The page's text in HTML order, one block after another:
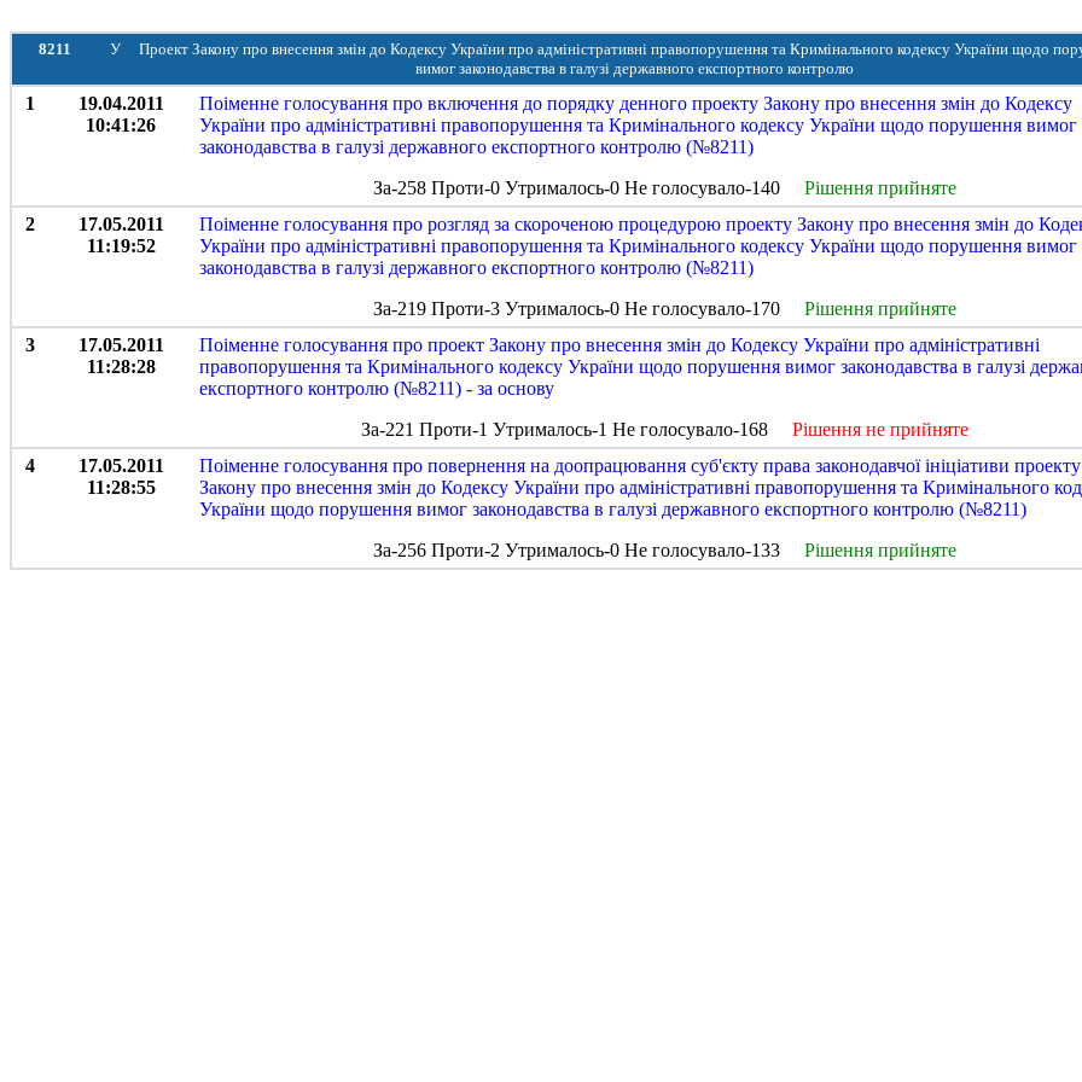
8211 У
Проект Закону про внесення змін до Кодексу України про адміністративні правопорушення та Кримінального кодексу України щодо
вимог законодавства в галузі державного експортного контролю
1
19.04.2011
10:41:26
Поіменне голосування про включення до порядку денного проекту Закону про внесення змін до Кодексу
України про адміністративні правопорушення та Кримінального кодексу України щодо порушення вимог
законодавства в галузі державного експортного контролю (№8211)
За-258 Проти-0 Утрималось-0 Не голосувало-140
Рішення прийняте
2
17.05.2011
11:19:52
Поіменне голосування про розгляд за скороченою процедурою проекту Закону про внесення змін до
України про адміністративні правопорушення та Кримінального кодексу України щодо порушення вимог
законодавства в галузі державного експортного контролю (№8211)
За-219 Проти-3 Утрималось-0 Не голосувало-170
Рішення прийняте
3
17.05.2011
11:28:28
Поіменне голосування про проект Закону про внесення змін до Кодексу України про адміністративні
правопорушення та Кримінального кодексу України щодо порушення вимог законодавства в галузі
експортного контролю (№8211) - за основу
За-221 Проти-1 Утрималось-1 Не голосувало-168
Рішення не прийняте
4
17.05.2011
11:28:55
Поіменне голосування про повернення на доопрацювання суб'єкту права законодавчої ініціативи проекту
Закону про внесення змін до Кодексу України про адміністративні правопорушення та Кримінального
України щодо порушення вимог законодавства в галузі державного експортного контролю (№8211)
За-256 Проти-2 Утрималось-0 Не голосувало-133
Рішення прийняте